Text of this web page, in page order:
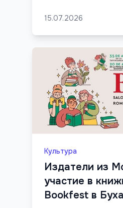
15.07.2026
Культура
Издатели из
участие в
Bookfest в